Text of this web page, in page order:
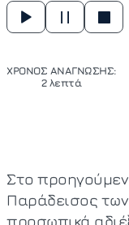
ΧΡΟΝΟΣ ΑΝΑΓΝΩΣΗΣ:
2 λεπτά
Στο
Παράδεισος
προσωπικά